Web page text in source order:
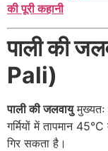
की पूरी कहानी
पाली की
Pali)
पाली की जलवायुमुख्यतः
गर्मियों में तापमान
गिर सकता है।